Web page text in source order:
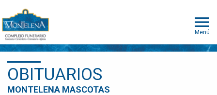
Menú
OBITUARIOS
MONTELENA MASCOTAS